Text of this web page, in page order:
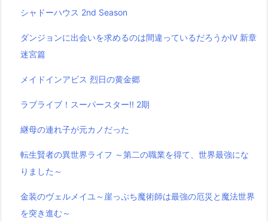
シャドーハウス 2nd Season
ダンジョンに出会いを求めるのは間違っているだろうかⅣ 新章
迷宮篇
メイドインアビス 烈日の黄金郷
ラブライブ！スーパースター!! 2期
継母の連れ子が元カノだった
転生賢者の異世界ライフ ～第二の職業を得て、世界最強にな
りました～
金装のヴェルメイユ～崖っぷち魔術師は最強の厄災と魔法世界
を突き進む～